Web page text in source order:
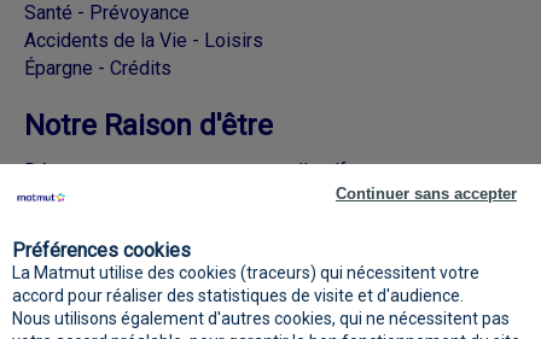
Santé - Prévoyance
Accidents de la Vie - Loisirs
Épargne - Crédits
Notre Raison d'être
Découvrez nos engagements collectifs
sociaux
Préférences cookies
La Matmut utilise des cookies (traceurs) qui nécessitent votre
accord pour réaliser des statistiques de visite et d'audience.
Nous utilisons également d'autres cookies, qui ne nécessitent pas
Continuer sans accepter